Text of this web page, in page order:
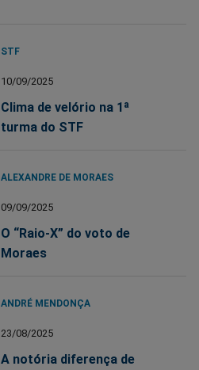
STF
10/09/2025
Clima de velório na 1ª
turma do STF
ALEXANDRE DE MORAES
09/09/2025
O “Raio-X” do voto de
Moraes
ANDRÉ MENDONÇA
23/08/2025
A notória diferença de